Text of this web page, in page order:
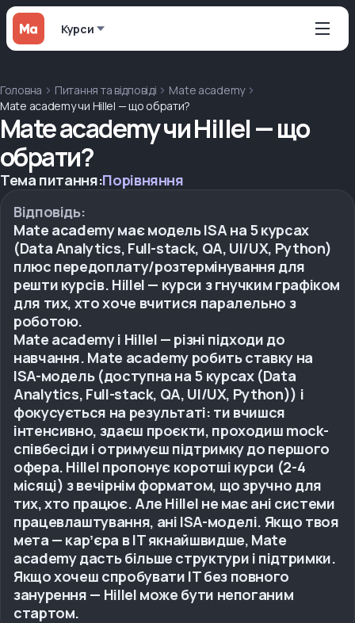
Курси
Головна Питання та відповіді
Mate academy
Mate academy чи Hillel — що обрати?
Mate academy чи Hillel — що
обрати?
Тема питання:Порівняння
Відповідь:
Mate academy має модель ISA на 5 курсах
(Data Analytics, Full-stack, QA, UI/UX, Python)
плюс передоплату/розтермінування для
решти курсів. Hillel — курси з гнучким графіком
для тих, хто хоче вчитися паралельно з
роботою.
Mate academy і Hillel — різні підходи до
навчання. Mate academy робить ставку на
ISA-модель (доступна на 5 курсах (Data
Analytics, Full-stack, QA, UI/UX, Python)) і
фокусується на результаті: ти вчишся
інтенсивно, здаєш проєкти, проходиш mock-
співбесіди і отримуєш підтримку до першого
офера. Hillel пропонує коротші курси (2-4
місяці) з вечірнім форматом, що зручно для
тих, хто працює. Але Hillel не має ані системи
працевлаштування, ані ISA-моделі. Якщо твоя
мета — карʼєра в IT якнайшвидше, Mate
academy дасть більше структури і підтримки.
Якщо хочеш спробувати IT без повного
занурення — Hillel може бути непоганим
стартом.